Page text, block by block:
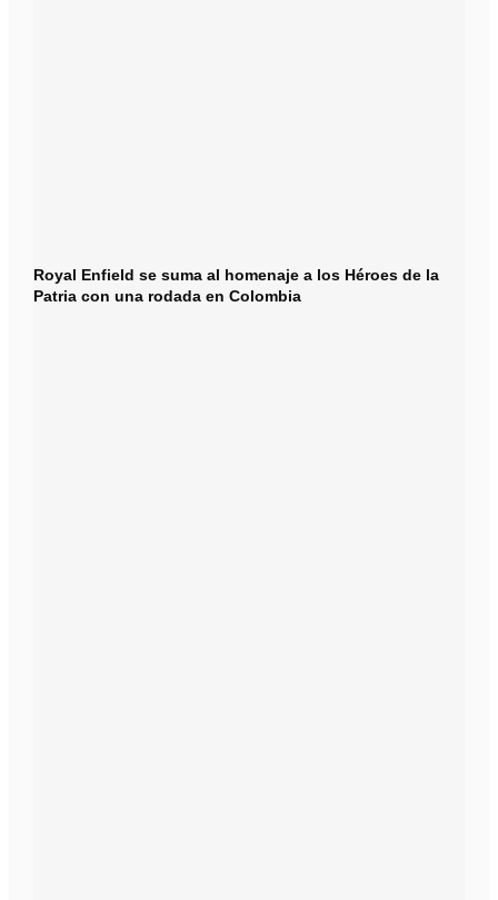
Royal Enfield se suma al homenaje a los Héroes de la
Patria con una rodada en Colombia